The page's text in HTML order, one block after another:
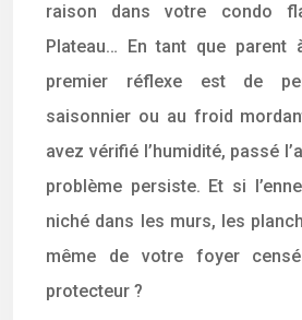
raison dans votre condo
Plateau… En tant que parent
premier réflexe est de
saisonnier ou au froid
avez vérifié l’humidité, passé
problème persiste. Et si
niché dans les murs, les
même de votre foyer
protecteur ?